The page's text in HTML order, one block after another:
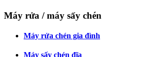
Máy rửa / máy sấy chén
Máy rửa chén gia đình
Máy sấy chén đĩa